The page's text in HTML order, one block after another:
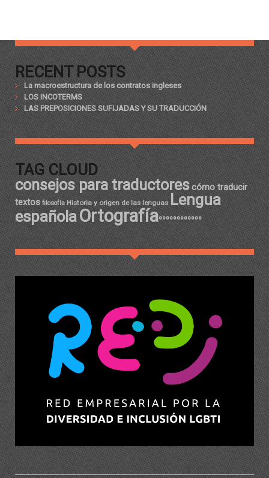
RECENT POSTS
La macroestructura de los contratos ingleses
LOS INCOTERMS
LAS PREPOSICIONES SUFIJADAS Y SU TRADUCCIÓN
TAG CLOUD
consejos para traductorescómo traducir
textos filosofía Historia y origen de las lenguas Lengua
españolaOrtografíaºººººººººººº